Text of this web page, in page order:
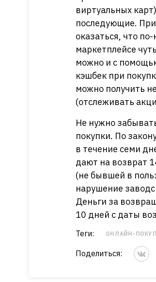
виртуальных
последующие.
оказаться, что
маркетплейсе
можно и с
кэшбек при
можно получить
(отслеживать
Не нужно
покупки. По
в течение семи
дают на возврат
(не бывшей в
нарушение
Деньги за
10 дней с даты
Теги: ОНЛАЙН-
Поделиться: